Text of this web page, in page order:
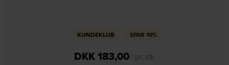
KUNDEKLUB SPAR 10%
DKK183,00/ pr. stk